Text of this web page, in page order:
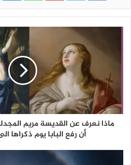
ماذا نعرف عن القديسة مريم
أن رفع البابا يوم ذكراها